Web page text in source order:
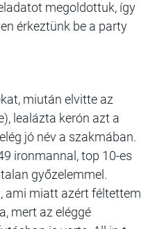
megoldottuk, így
érkeztünk be a party
miután elvitte az
lealázta kerón azt a
jó név a szakmában.
ironmannal, top 10-es
győzelemmel.
ami miatt azért féltettem
mert az eléggé